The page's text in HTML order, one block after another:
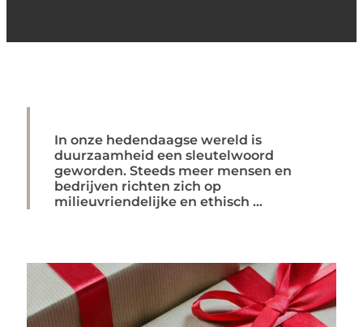
In onze hedendaagse wereld is
duurzaamheid een sleutelwoord
geworden. Steeds meer mensen en
bedrijven richten zich op
milieuvriendelijke en ethisch ...